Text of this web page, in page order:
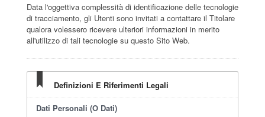
Data l'oggettiva complessità di identificazione delle tecnologie
di tracciamento, gli Utenti sono invitati a contattare il Titolare
qualora volessero ricevere ulteriori informazioni in merito
all'utilizzo di tali tecnologie su questo Sito Web.
Definizioni E Riferimenti Legali
Dati Personali (o Dati)